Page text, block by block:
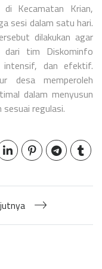
Kecamatan Krian,
sesi dalam satu hari.
dilakukan agar
dari tim Diskominfo
intensif, dan efektif.
desa memperoleh
dalam menyusun
regulasi.